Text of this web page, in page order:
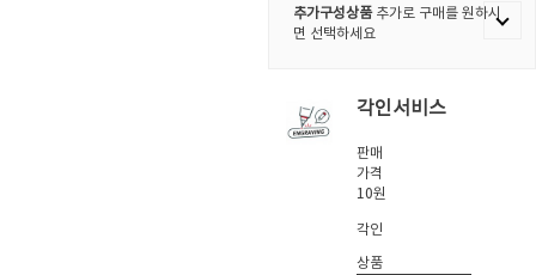
추가구성상품추가로 구매를 원하시
면 선택하세요
각인서비스
판매
가격
10원
각인
상품